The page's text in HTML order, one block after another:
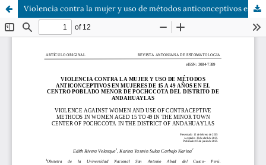
Violencia contra la mujer y uso de métodos anticonceptivos en mujeres de 15 a 49 años en el centro poblado menor de Pochccota del distrito de Andahuaylas